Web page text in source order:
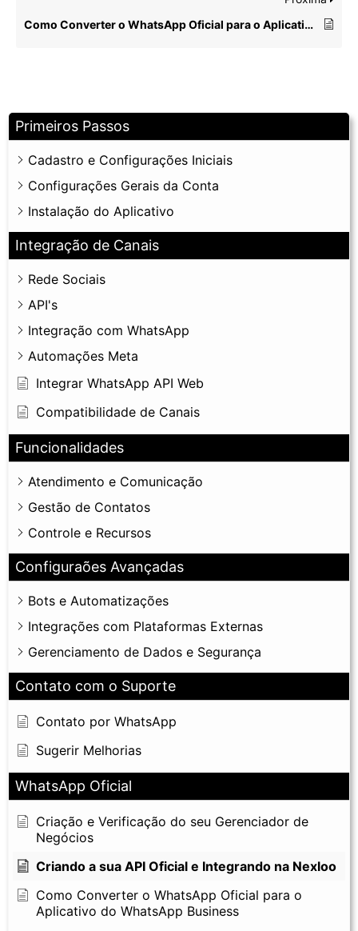
Primeiros Passos
Cadastro e Configurações Iniciais
Configurações Gerais da Conta
Instalação do Aplicativo
Integração de Canais
Rede Sociais
API's
Integração com WhatsApp
Automações Meta
Integrar WhatsApp API Web
Compatibilidade de Canais
Funcionalidades
Atendimento e Comunicação
Gestão de Contatos
Controle e Recursos
Configuraões Avançadas
Bots e Automatizações
Integrações com Plataformas Externas
Gerenciamento de Dados e Segurança
Contato com o Suporte
Contato por WhatsApp
Sugerir Melhorias
WhatsApp Oficial
Criação e Verificação do seu Gerenciador de
Negócios
Criando a sua API Oficial e Integrando na Nexloo
Como Converter o WhatsApp Oficial para o
Aplicativo do WhatsApp Business
Como Converter o WhatsApp Oficial para o Aplicativo do WhatsApp Business